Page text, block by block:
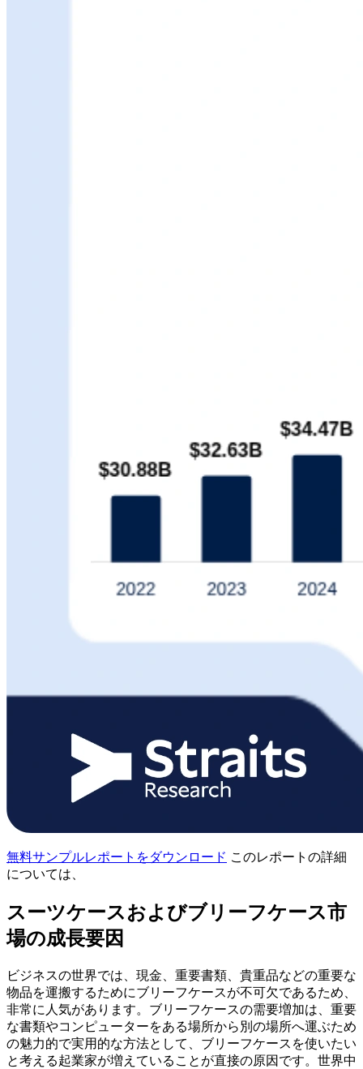
無料サンプルレポートをダウンロード このレポートの詳細
については、
スーツケースおよびブリーフケース市
場の成長要因
ビジネスの世界では、現金、重要書類、貴重品などの重要な
物品を運搬するためにブリーフケースが不可欠であるため、
非常に人気があります。ブリーフケースの需要増加は、重要
な書類やコンピューターをある場所から別の場所へ運ぶため
の魅力的で実用的な方法として、ブリーフケースを使いたい
と考える起業家が増えていることが直接の原因です。世界中